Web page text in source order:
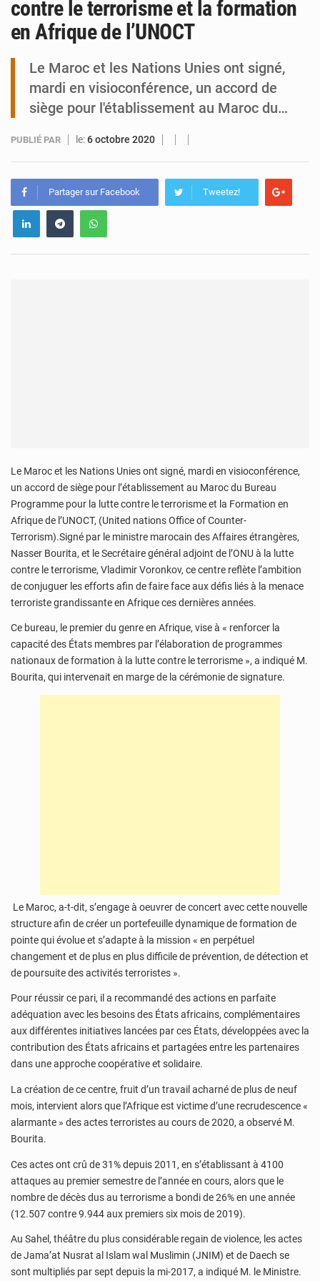
contre le terrorisme et la formation
en Afrique de l’UNOCT
Le Maroc et les Nations Unies ont signé,
mardi en visioconférence, un accord de
siège pour l'établissement au Maroc du…
PUBLIÉ PAR le:6 octobre 2020
Partager sur Facebook Tweetez!
Le Maroc et les Nations Unies ont signé, mardi en visioconférence,
un accord de siège pour l’établissement au Maroc du Bureau
Programme pour la lutte contre le terrorisme et la Formation en
Afrique de l’UNOCT, (United nations Office of Counter-
Terrorism).Signé par le ministre marocain des Affaires étrangères,
Nasser Bourita, et le Secrétaire général adjoint de l’ONU à la lutte
contre le terrorisme, Vladimir Voronkov, ce centre reflète l’ambition
de conjuguer les efforts afin de faire face aux défis liés à la menace
terroriste grandissante en Afrique ces dernières années.
Ce bureau, le premier du genre en Afrique, vise à « renforcer la
capacité des États membres par l’élaboration de programmes
nationaux de formation à la lutte contre le terrorisme », a indiqué M.
Bourita, qui intervenait en marge de la cérémonie de signature.
Le Maroc, a-t-dit, s’engage à oeuvrer de concert avec cette nouvelle
structure afin de créer un portefeuille dynamique de formation de
pointe qui évolue et s’adapte à la mission « en perpétuel
changement et de plus en plus difficile de prévention, de détection et
de poursuite des activités terroristes ».
Pour réussir ce pari, il a recommandé des actions en parfaite
adéquation avec les besoins des États africains, complémentaires
aux différentes initiatives lancées par ces États, développées avec la
contribution des États africains et partagées entre les partenaires
dans une approche coopérative et solidaire.
La création de ce centre, fruit d’un travail acharné de plus de neuf
mois, intervient alors que l’Afrique est victime d’une recrudescence «
alarmante » des actes terroristes au cours de 2020, a observé M.
Bourita.
Ces actes ont crû de 31% depuis 2011, en s’établissant à 4100
attaques au premier semestre de l’année en cours, alors que le
nombre de décès dus au terrorisme a bondi de 26% en une année
(12.507 contre 9.944 aux premiers six mois de 2019).
Au Sahel, théâtre du plus considérable regain de violence, les actes
de Jama’at Nusrat al Islam wal Muslimin (JNIM) et de Daech se
sont multipliés par sept depuis la mi-2017, a indiqué M. le Ministre.